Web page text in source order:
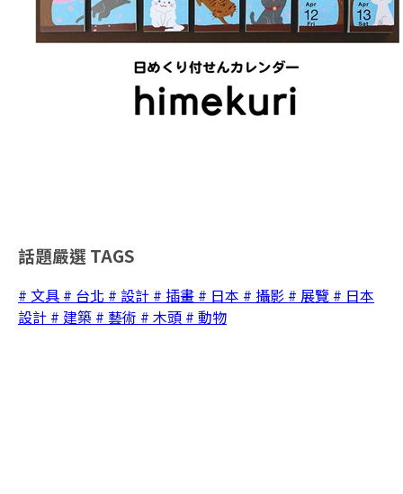
話題嚴選 TAGS
# 文具 # 台北 # 設計 # 插畫 # 日本 # 攝影 # 展覽 # 日本
設計 # 建築 # 藝術 # 木頭 # 動物